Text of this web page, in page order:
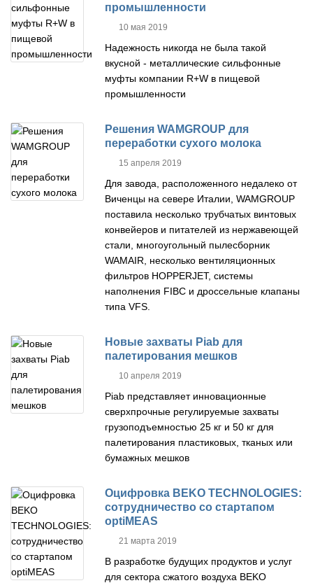
промышленности
10 мая 2019
Надежность никогда не была такой
вкусной - металлические сильфонные
муфты компании R+W в пищевой
промышленности
Решения WAMGROUP для
переработки сухого молока
15 апреля 2019
Для завода, расположенного недалеко от
Виченцы на севере Италии, WAMGROUP
поставила несколько трубчатых винтовых
конвейеров и питателей из нержавеющей
стали, многоугольный пылесборник
WAMAIR, несколько вентиляционных
фильтров HOPPERJET, системы
наполнения FIBC и дроссельные клапаны
типа VFS.
Новые захваты Piab для
палетирования мешков
10 апреля 2019
Piab представляет инновационные
сверхпрочные регулируемые захваты
грузоподъемностью 25 кг и 50 кг для
палетирования пластиковых, тканых или
бумажных мешков
Оцифровка BEKO TECHNOLOGIES:
сотрудничество со стартапом
optiMEAS
21 марта 2019
В разработке будущих продуктов и услуг
для сектора сжатого воздуха BEKO